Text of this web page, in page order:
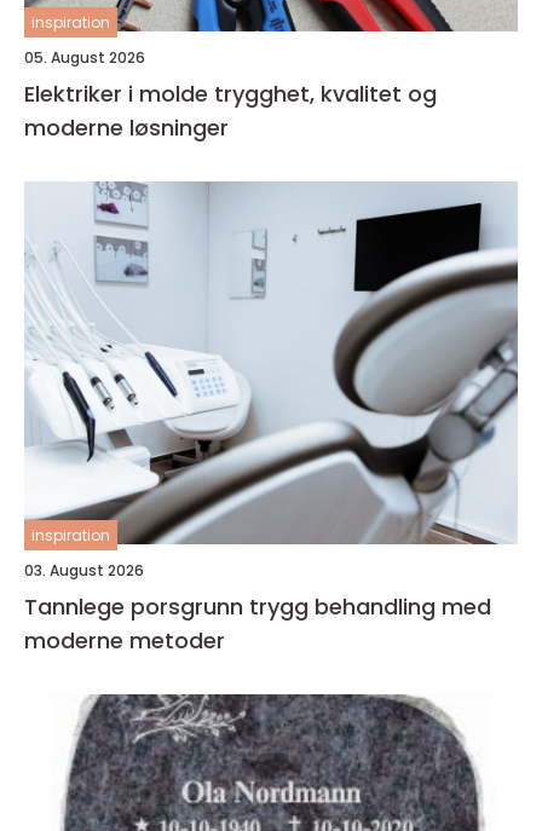
inspiration
05. August 2026
Elektriker i molde trygghet, kvalitet og
moderne løsninger
inspiration
03. August 2026
Tannlege porsgrunn trygg behandling med
moderne metoder